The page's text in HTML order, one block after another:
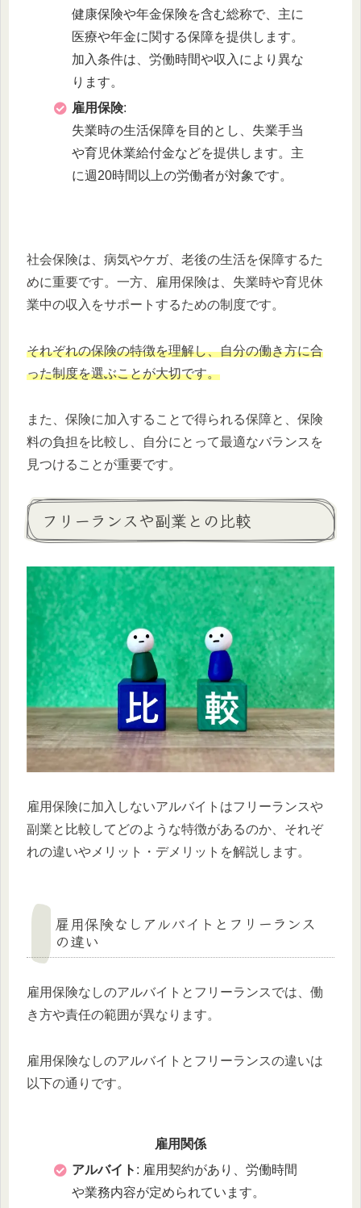
健康保険や年金保険を含む総称で、主に
医療や年金に関する保障を提供します。
加入条件は、労働時間や収入により異な
ります。
雇用保険:
失業時の生活保障を目的とし、失業手当
や育児休業給付金などを提供します。主
に週20時間以上の労働者が対象です。
社会保険は、病気やケガ、老後の生活を保障するた
めに重要です。一方、雇用保険は、失業時や育児休
業中の収入をサポートするための制度です。
それぞれの保険の特徴を理解し、自分の働き方に合
った制度を選ぶことが大切です。
また、保険に加入することで得られる保障と、保険
料の負担を比較し、自分にとって最適なバランスを
見つけることが重要です。
フリーランスや副業との比較
雇用保険に加入しないアルバイトはフリーランスや
副業と比較してどのような特徴があるのか、それぞ
れの違いやメリット・デメリットを解説します。
雇用保険なしアルバイトとフリーランス
の違い
雇用保険なしのアルバイトとフリーランスでは、働
き方や責任の範囲が異なります。
雇用保険なしのアルバイトとフリーランスの違いは
以下の通りです。
雇用関係
アルバイト : 雇用契約があり、労働時間
や業務内容が定められています。